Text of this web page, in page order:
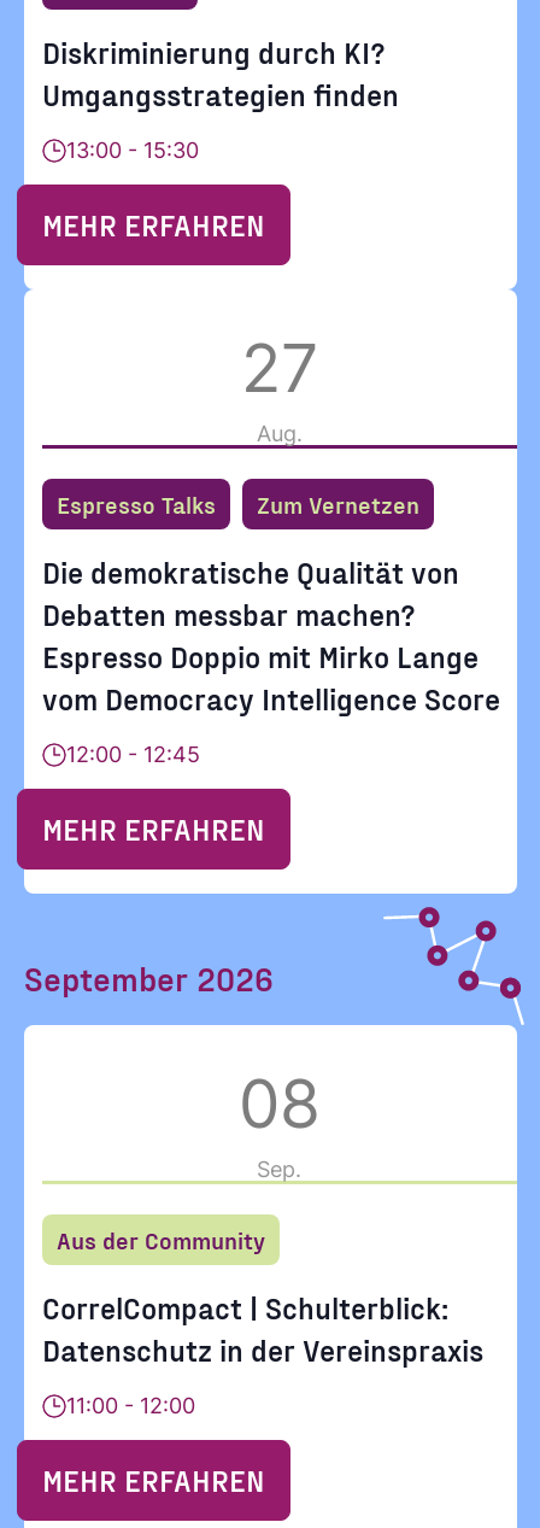
Diskriminierung durch KI?
Umgangsstrategien finden
13:00 - 15:30
MEHR ERFAHREN
27
Aug.
Espresso Talks Zum Vernetzen
Die demokratische Qualität von
Debatten messbar machen?
Espresso Doppio mit Mirko Lange
vom Democracy Intelligence Score
12:00 - 12:45
MEHR ERFAHREN
September 2026
08
Sep.
Aus der Community
CorrelCompact | Schulterblick:
Datenschutz in der Vereinspraxis
11:00 - 12:00
MEHR ERFAHREN